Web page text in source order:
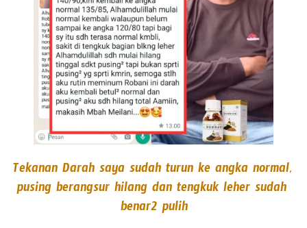
Tekanan Darah saya sudah turun ke angka normal,
pusing berangsur hilang dan tengkuk leher sudah
benar2 pulih